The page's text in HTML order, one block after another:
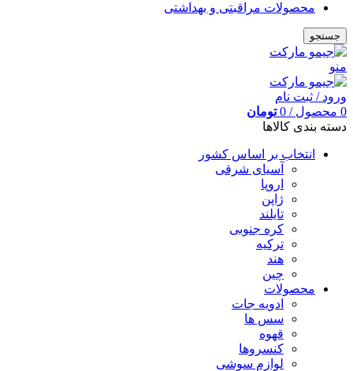
محصولات مراقبتی و بهداشتی
جستجو
منو
ورود / ثبت نام
0 محصول /
0 تومان
دسته بندی کالاها
انتخاب بر اساس کشور
آسیای شرقی
اروپا
ژاپن
تایلند
کره جنوبی
ترکیه
هند
چین
محصولات
ادویه جات
سس ها
قهوه
کنسروها
لوازم سوشی